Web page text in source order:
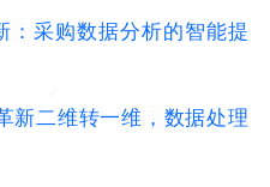
：采购数据分析的智能提
新二维转一维，数据处理